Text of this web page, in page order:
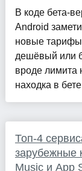
В коде бета-
Android
новые
дешёвый или
вроде лимита
находка в
Топ-4
зарубежные
Music и App